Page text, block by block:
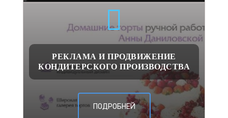
РЕКЛАМА И ПРОДВИЖЕНИЕ
КОНДИТЕРСКОГО ПРОИЗВОДСТВА
ПОДРОБНЕЙ